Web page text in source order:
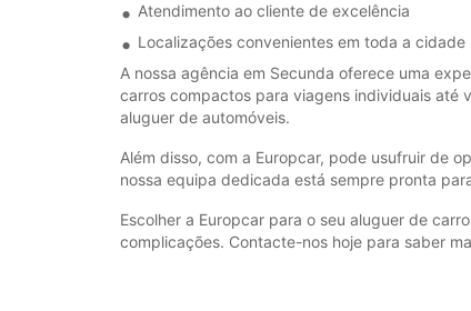
Atendimento ao cliente de excelência
Localizações convenientes em toda a cidade
A nossa agência em Secunda oferece uma
carros compactos para viagens individuais até
aluguer de automóveis.
Além disso, com a Europcar, pode usufruir de
nossa equipa dedicada está sempre pronta
Escolher a Europcar para o seu aluguer de
complicações. Contacte-nos hoje para saber